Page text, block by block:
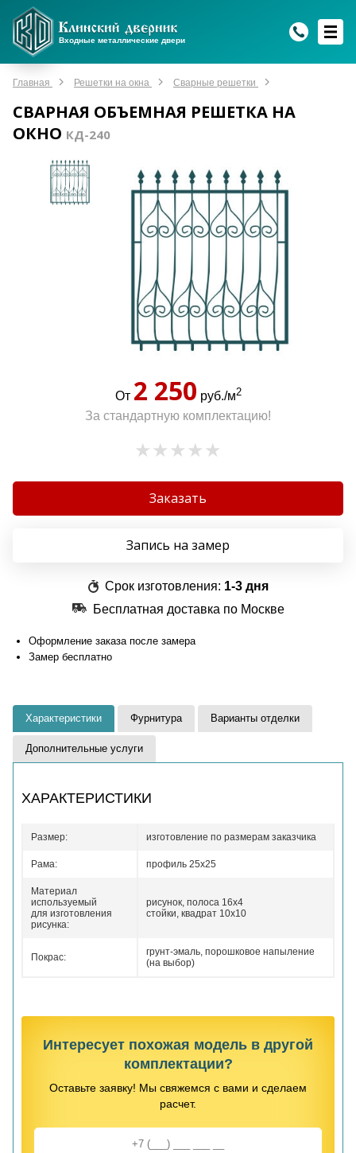
Входные металлические двери
Главная Решетки на окна Сварные решетки
СВАРНАЯ ОБЪЕМНАЯ РЕШЕТКА НА
ОКНО КД-240
От 2 250 руб./м2
За стандартную комплектацию!
Заказать
Запись на замер
Срок изготовления: 1-3 дня
Бесплатная доставка по Москве
Оформление заказа после замера
Замер бесплатно
Характеристики Фурнитура Варианты отделки
Дополнительные услуги
ХАРАКТЕРИСТИКИ
Размер: изготовление по размерам заказчика
Рама: профиль 25х25
Материал
используемый
для изготовления
рисунка:
рисунок, полоса 16х4
стойки, квадрат 10х10
Покрас:
грунт-эмаль, порошковое напыление
(на выбор)
Интересует похожая модель в другой
комплектации?
Оставьте заявку! Мы свяжемся с вами и сделаем
расчет.
Max
Мы онлайн!
WhatsApp
Мы онлайн!
Telegram
Мы онлайн!
Max
Мы онлайн!
WhatsApp
Мы онлайн!